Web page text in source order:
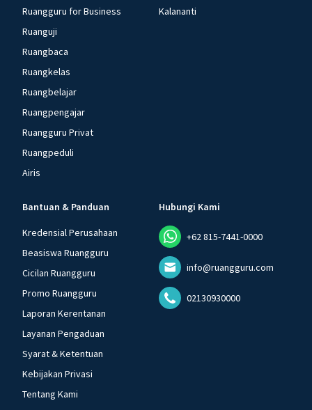
Ruangguru for Business
Ruanguji
Ruangbaca
Ruangkelas
Ruangbelajar
Ruangpengajar
Ruangguru Privat
Ruangpeduli
Airis
Kalananti
Bantuan & Panduan
Kredensial Perusahaan
Beasiswa Ruangguru
Cicilan Ruangguru
Promo Ruangguru
Laporan Kerentanan
Layanan Pengaduan
Syarat & Ketentuan
Kebijakan Privasi
Tentang Kami
Hubungi Kami
+62 815-7441-0000
info@ruangguru.com
02130930000